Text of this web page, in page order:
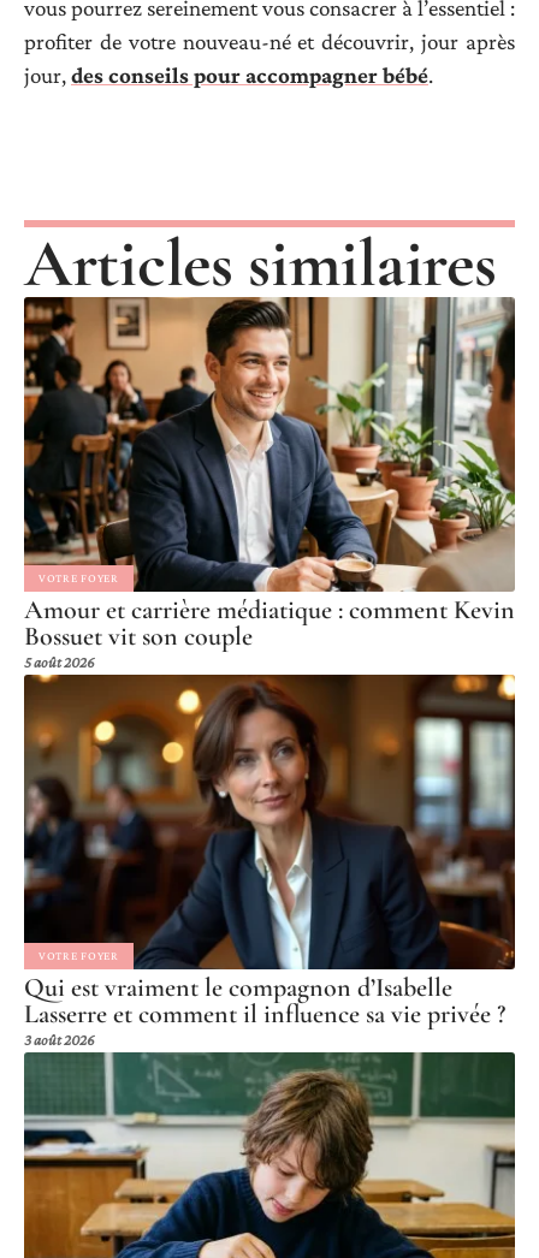
vous pourrez sereinement vous consacrer à l’essentiel :
profiter de votre nouveau-né et découvrir, jour après
jour,des conseils pour accompagner bébé.
Articles similaires
VOTRE FOYER
Amour et carrière médiatique : comment Kevin
Bossuet vit son couple
5 août 2026
VOTRE FOYER
Qui est vraiment le compagnon d’Isabelle
Lasserre et comment il influence sa vie privée ?
3 août 2026